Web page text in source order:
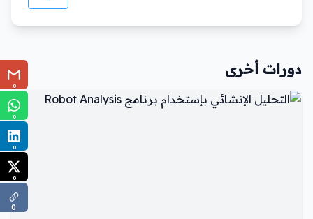
دورات أخرى
0
0
0
0
0